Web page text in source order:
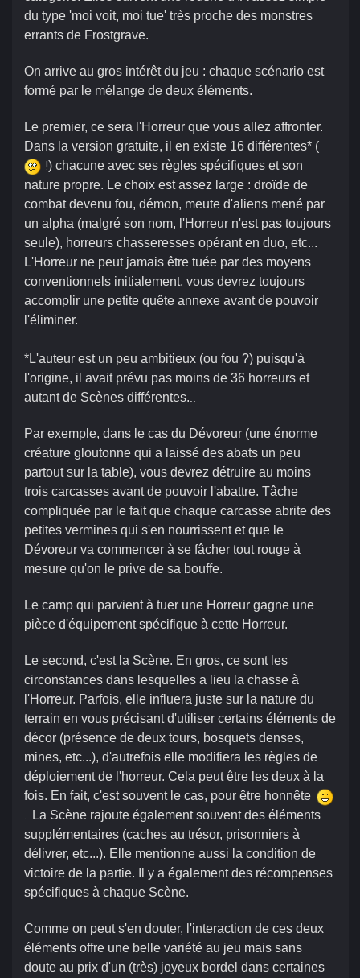
du type 'moi voit, moi tue' très proche des monstres
errants de Frostgrave.
On arrive au gros intérêt du jeu : chaque scénario est
formé par le mélange de deux éléments.
Le premier, ce sera l'Horreur que vous allez affronter.
Dans la version gratuite, il en existe 16 différentes* (
!) chacune avec ses règles spécifiques et son
nature propre. Le choix est assez large : droïde de
combat devenu fou, démon, meute d'aliens mené par
un alpha (malgré son nom, l'Horreur n'est pas toujours
seule), horreurs chasseresses opérant en duo, etc...
L'Horreur ne peut jamais être tuée par des moyens
conventionnels initialement, vous devrez toujours
accomplir une petite quête annexe avant de pouvoir
l'éliminer.
*L'auteur est un peu ambitieux (ou fou ?) puisqu'à
l'origine, il avait prévu pas moins de 36 horreurs et
autant de Scènes différentes.
Par exemple, dans le cas du Dévoreur (une énorme
créature gloutonne qui a laissé des abats un peu
partout sur la table), vous devrez détruire au moins
trois carcasses avant de pouvoir l'abattre. Tâche
compliquée par le fait que chaque carcasse abrite des
petites vermines qui s'en nourrissent et que le
Dévoreur va commencer à se fâcher tout rouge à
mesure qu'on le prive de sa bouffe.
Le camp qui parvient à tuer une Horreur gagne une
pièce d'équipement spécifique à cette Horreur.
Le second, c'est la Scène. En gros, ce sont les
circonstances dans lesquelles a lieu la chasse à
l'Horreur. Parfois, elle influera juste sur la nature du
terrain en vous précisant d'utiliser certains éléments de
décor (présence de deux tours, bosquets denses,
mines, etc...), d'autrefois elle modifiera les règles de
déploiement de l'horreur. Cela peut être les deux à la
fois. En fait, c'est souvent le cas, pour être honnête
La Scène rajoute également souvent des éléments
supplémentaires (caches au trésor, prisonniers à
délivrer, etc...). Elle mentionne aussi la condition de
victoire de la partie. Il y a également des récompenses
spécifiques à chaque Scène.
Comme on peut s'en douter, l'interaction de ces deux
éléments offre une belle variété au jeu mais sans
doute au prix d'un (très) joyeux bordel dans certaines